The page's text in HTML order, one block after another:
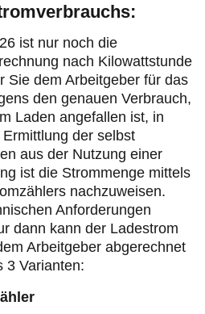
ist nur noch die
nach Kilowattstunde
Sie dem Arbeitgeber für das
den genauen Verbrauch,
Laden angefallen ist, in
der selbst
aus der Nutzung einer
ist die Strommenge mittels
nachzuweisen.
Anforderungen
dann kann der Ladestrom
Arbeitgeber abgerechnet
3 Varianten: